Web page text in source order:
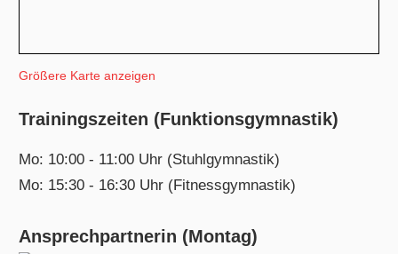
Größere Karte anzeigen
Trainingszeiten (Funktionsgymnastik)
Mo: 10:00 - 11:00 Uhr (Stuhlgymnastik)
Mo: 15:30 - 16:30 Uhr (Fitnessgymnastik)
Ansprechpartnerin (Montag)